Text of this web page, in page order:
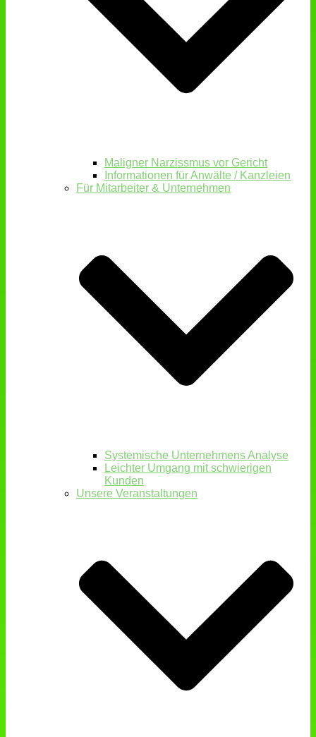
Maligner Narzissmus vor Gericht
Informationen für Anwälte / Kanzleien
Für Mitarbeiter & Unternehmen
Systemische Unternehmens Analyse
Leichter Umgang mit schwierigen
Kunden
Unsere Veranstaltungen